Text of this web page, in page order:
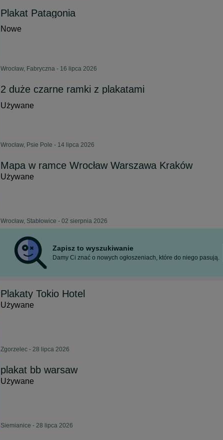
Plakat Patagonia
Nowe
Wrocław, Fabryczna - 16 lipca 2026
2 duże czarne ramki z plakatami
Używane
Wrocław, Psie Pole - 14 lipca 2026
Mapa w ramce Wrocław Warszawa Kraków
Używane
Wrocław, Stabłowice - 02 sierpnia 2026
Zapisz to wyszukiwanie
Damy Ci znać o nowych ogłoszeniach, które do niego pasują.
Plakaty Tokio Hotel
Używane
Zgorzelec - 28 lipca 2026
plakat bb warsaw
Używane
Siemianice - 28 lipca 2026